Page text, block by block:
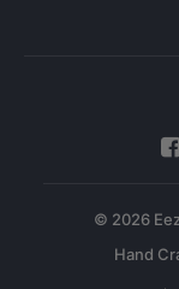
© 2026